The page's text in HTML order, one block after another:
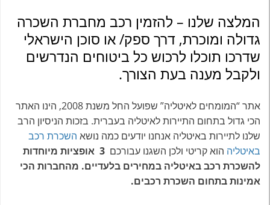
המלצה שלנו – להזמין רכב מחברת השכרה
גדולה ומוכרת, דרך ספק/ או סוכן הישראלי
שדרכו תוכלו לרכוש כל ביטוחים הנדרשים
ולקבל מענה בעת הצורך.
אתר “המומחים לאיטליה” שפועל החל משנת 2008, הינו האתר
הכי גדול בתחום התיירות לאיטליה בעברית. בזכות הניסיון הרב
שלנו לתיירות באיטליה אנחנו יודעים כמה נושא השכרת רכב
באיטליה הוא קריטי ולכן השגנו עבורכם
3 אופציות מיוחדות
להשכרת רכב באיטליה במחירים בלעדיים. מהחברות הכי
אמינות בתחום השכרת רכבים.